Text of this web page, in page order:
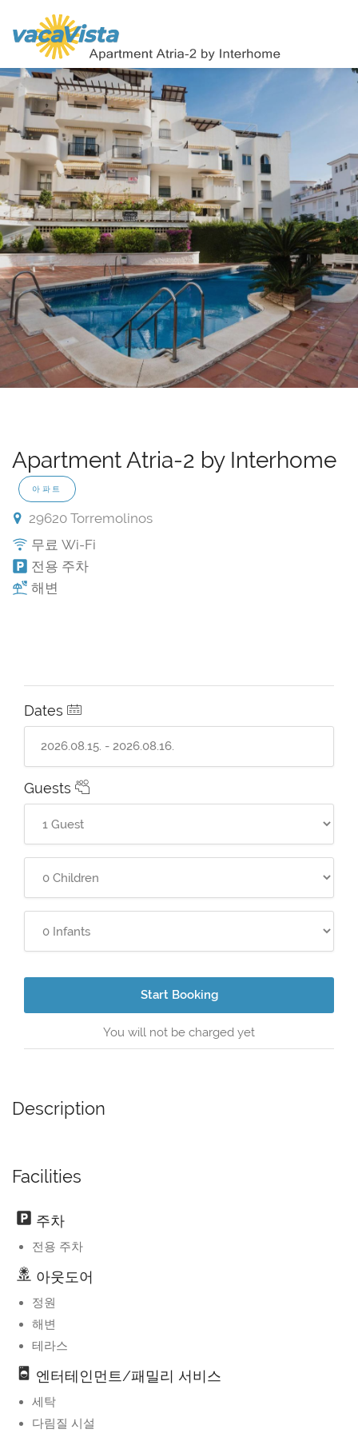
Apartment Atria-2 by Interhome
아파트
29620 Torremolinos
무료 Wi-Fi
전용 주차
해변
Dates
Guests
Start Booking
You will not be charged yet
Description
Facilities
주차
전용 주차
아웃도어
정원
해변
테라스
엔터테인먼트/패밀리 서비스
세탁
다림질 시설